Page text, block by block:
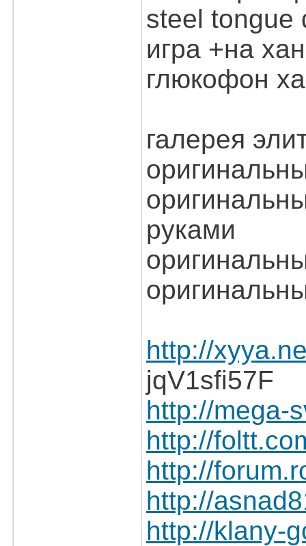
steel tongue
игра +на
глюкофон
галерея
руками
http://
jqV1sfi57F
http://mega-
http://
http://
http://
http://klany-